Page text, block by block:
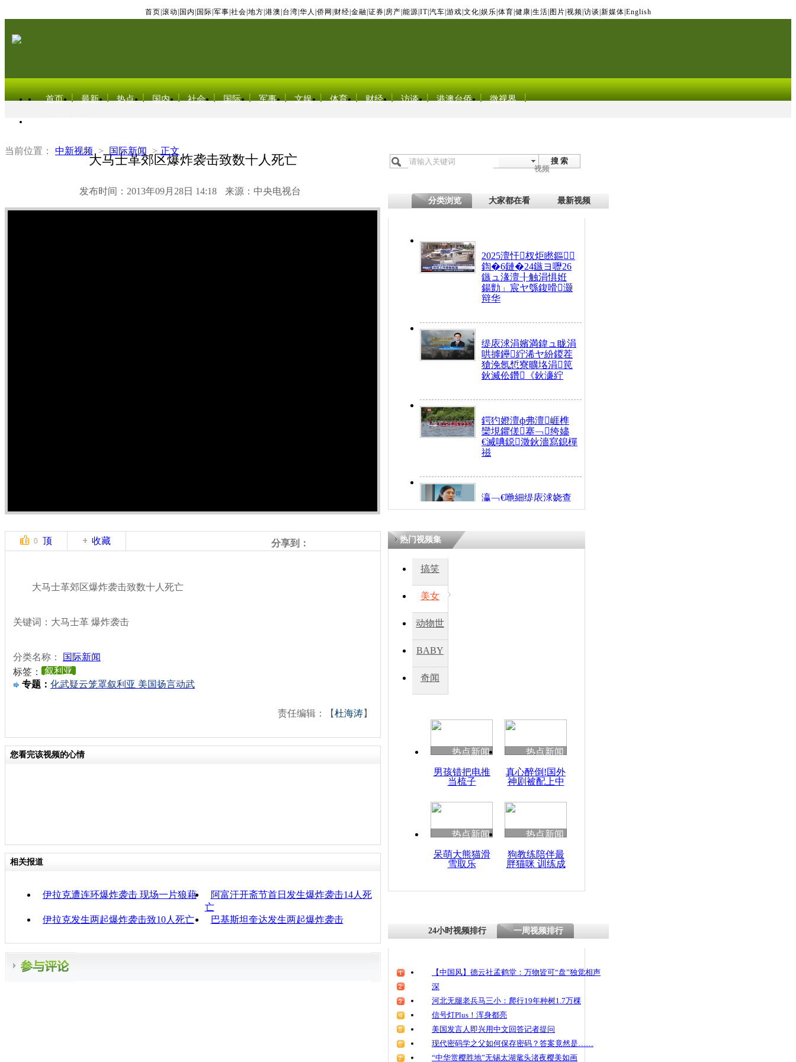
首页 滚动 国内 国际 军事 社会 地方 港澳 台湾 华人 侨网 财经 金融 证券 房产 能源 IT| 汽车 游戏 文化 娱乐 体育 健康 生活 图片 视频 访谈 新媒体 English
首页 最新 热点 国内 社会 国际 军事 文娱 体育 财经 访谈 港澳台侨 微视界
当前位置： 中新视频 > 国际新闻 > 正文
大马士革郊区爆炸袭击致数十人死亡
发布时间：2013年09月28日 14:18 来源：中央电视台
搜 索
视频
分类浏览 大家都在看 最新视频
2025澶忓杈炬矁鏂
鍧�6鏈�24鏃ヨ嚦26
鏃ュ湪澶╂触涓惧姙
鍚勯」宸ヤ綔鍑嗗灏
辩华
缇庡浗涓嬪満鍏ュ眬涓
哄摢鑸紵浠ヤ紛鍐茬
獊浼氬惁寮曠垎涓笢
鈥滅伀鑽《鈥濓紵
鍔犳嬁澶ф弗澶崕榫
欒垷鑺傞搴﹁绔嬧
€滅唺鐚澂鈥濇寫鎴樿
禌
瀛﹁€咃細缇庡浗娆查
€间笢鍗椾簹涓庝腑鍥
瘑灞€
0 顶 收藏 分享到：
大马士革郊区爆炸袭击致数十人死亡
关键词：大马士革 爆炸袭击
分类名称：
国际新闻
标签：
叙利亚
专题： 化武疑云笼罩叙利亚 美国扬言动武
责任编辑：【杜海涛】
您看完该视频的心情
相关报道
伊拉克遭连环爆炸袭击 现场一片狼藉
阿富汗开斋节首日发生爆炸袭击14人死
亡
伊拉克发生两起爆炸袭击致10人死亡
巴基斯坦奎达发生两起爆炸袭击
热门视频集
搞笑
美女
动物世
BABY
秀
奇闻
热点新闻
男孩错把电推
当梳子
热点新闻
真心醉倒!国外
神剧被配上中
热点新闻
呆萌大熊猫滑
雪取乐
热点新闻
狗教练陪伴最
胖猫咪 训练成
24小时视频排行 一周视频排行
【中国风】德云社孟鹤堂：万物皆可“盘”独觉相声
深
河北无腿老兵马三小：爬行19年种树1.7万棵
信号灯Plus！浑身都亮
美国发言人即兴用中文回答记者提问
现代密码学之父如何保存密码？答案竟然是……
“中华赏樱胜地”无锡太湖鼋头渚夜樱美如画